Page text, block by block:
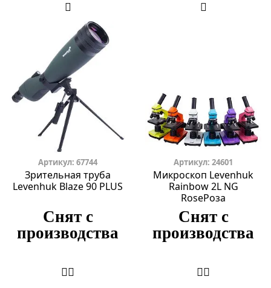
Артикул: 67744
Зрительная труба
Levenhuk Blaze 90 PLUS
Снят с
производства
Артикул: 24601
Микроскоп Levenhuk
Rainbow 2L NG
RoseРоза
Снят с
производства